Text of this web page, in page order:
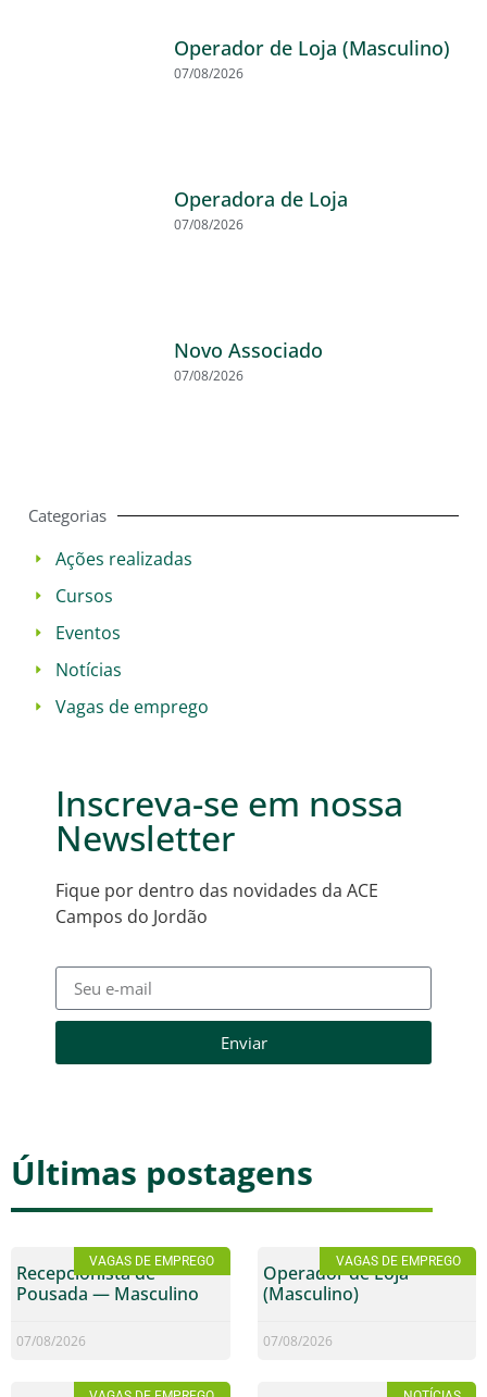
Operador de Loja (Masculino)
07/08/2026
Operadora de Loja
07/08/2026
Novo Associado
07/08/2026
Categorias
Ações realizadas
Cursos
Eventos
Notícias
Vagas de emprego
Inscreva-se em nossa
Newsletter
Fique por dentro das novidades da ACE
Campos do Jordão
Enviar
Últimas postagens
VAGAS DE EMPREGO
Recepcionista de
Pousada — Masculino
07/08/2026
VAGAS DE EMPREGO
Operador de Loja
(Masculino)
07/08/2026